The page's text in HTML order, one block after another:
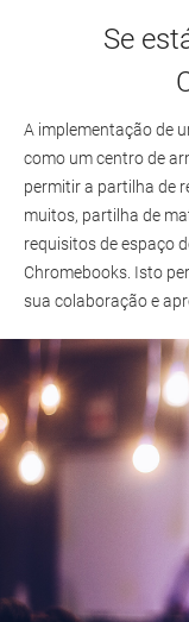
Se
A implementação de
como um centro de
permitir a partilha de
muitos, partilha de
requisitos de espaço
Chromebooks. Isto
sua colaboração e